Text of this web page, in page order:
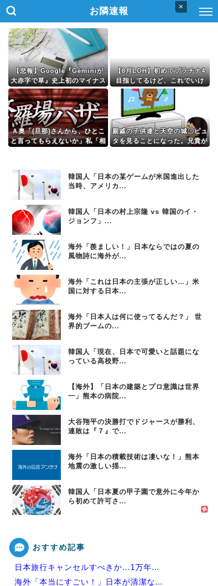
×
お隣速報
【悲報】Google『Geminiが
大赤字で草』史上初のマイナス
キャッシュフローに陥る
【8月LOH】初めてプラチナ4
目指してるけど、これでいけ
る？
Ａ奥「(旦那)さんから、ひとこ
と言ってもらえないか」私「相
親戚の子供達と天空の城〇ピュ
タを見ることになった。兄貴が
がら…
韓国人「日本の某ゲームが米国進出した
当時、アメリカ...
韓国人「日本の村上宗隆 vs 韓国のイ・
ジョンフ」...
海外「羨ましい！」日本ならではの夏の
風物詩に海外が...
海外「これは日本の主張が正しい…」米
国に対する日本...
海外「日本人は何に使ってるんだ？」 世
界的ブームの...
韓国人「現在、日本で可愛いと話題にな
っている高校野...
【海外】「日本の建築とプロ意識は世界
一」熊本の病院...
大谷翔平の決勝打でドジャースが勝利、
連敗は『７』で...
海外「日本の積載技術は凄いな！」熊本
地震の激しい揺...
韓国人「日本夏の甲子園で意外に今年か
ら初めて許可さ...
おすすめ記事
日本旅行キャンセルすべきか…1万年...
海外「本当にすごい！」日本が清潔な...